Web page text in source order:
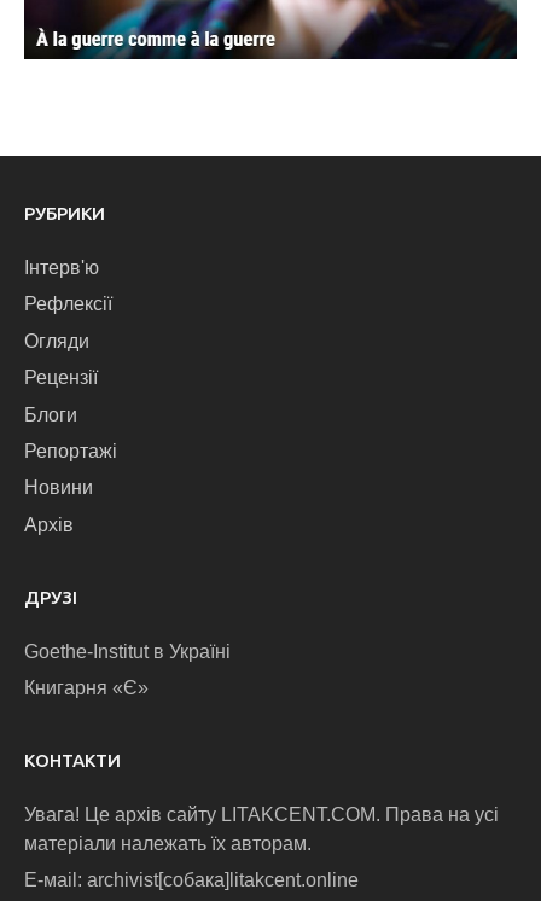
РУБРИКИ
Інтерв'ю
Рефлексії
Огляди
Рецензії
Блоги
Репортажі
Новини
Архів
ДРУЗІ
Goethe-Institut в Україні
Книгарня «Є»
КОНТАКТИ
Увага! Це архів сайту LITAKCENT.COM. Права на усі
матеріали належать їх авторам.
E-маіl: archivist[собака]litakcent.online